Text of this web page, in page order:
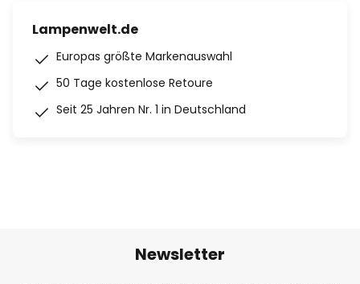
Lampenwelt.de
Europas größte Markenauswahl
50 Tage kostenlose Retoure
Seit 25 Jahren Nr. 1 in Deutschland
Newsletter